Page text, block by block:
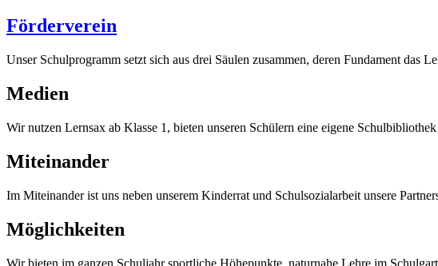
Förderverein
Unser Schulprogramm setzt sich aus drei Säulen zusammen, deren Fundament das
Medien
Wir nutzen Lernsax ab Klasse 1, bieten unseren Schülern eine eigene
Miteinander
Im Miteinander ist uns neben unserem Kinderrat und Schulsozialarbeit unsere
Möglichkeiten
Wir bieten im ganzen Schuljahr sportliche Höhepunkte, naturnahe Lehre im